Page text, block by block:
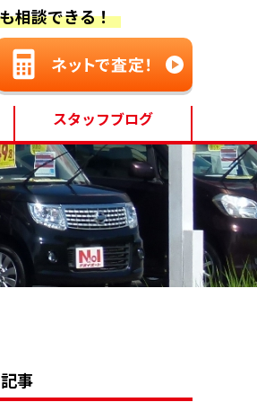
相談できる！
スタッフブログ
事